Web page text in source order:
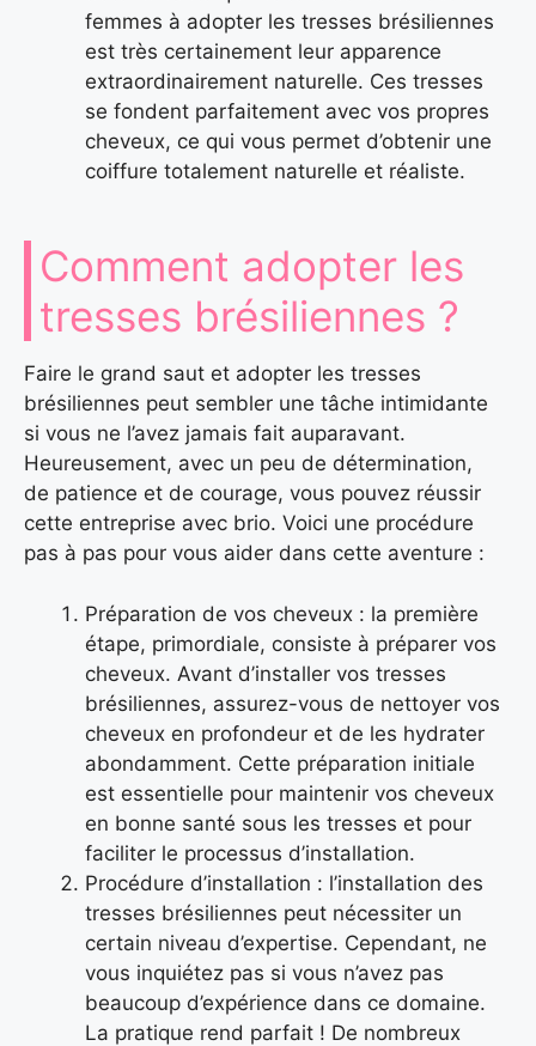
femmes à adopter les tresses brésiliennes
est très certainement leur apparence
extraordinairement naturelle. Ces tresses
se fondent parfaitement avec vos propres
cheveux, ce qui vous permet d’obtenir une
coiffure totalement naturelle et réaliste.
Comment adopter les
tresses brésiliennes ?
Faire le grand saut et adopter les tresses
brésiliennes peut sembler une tâche intimidante
si vous ne l’avez jamais fait auparavant.
Heureusement, avec un peu de détermination,
de patience et de courage, vous pouvez réussir
cette entreprise avec brio. Voici une procédure
pas à pas pour vous aider dans cette aventure :
Préparation de vos cheveux : la première
étape, primordiale, consiste à préparer vos
cheveux. Avant d’installer vos tresses
brésiliennes, assurez-vous de nettoyer vos
cheveux en profondeur et de les hydrater
abondamment. Cette préparation initiale
est essentielle pour maintenir vos cheveux
en bonne santé sous les tresses et pour
faciliter le processus d’installation.
Procédure d’installation : l’installation des
tresses brésiliennes peut nécessiter un
certain niveau d’expertise. Cependant, ne
vous inquiétez pas si vous n’avez pas
beaucoup d’expérience dans ce domaine.
La pratique rend parfait ! De nombreux